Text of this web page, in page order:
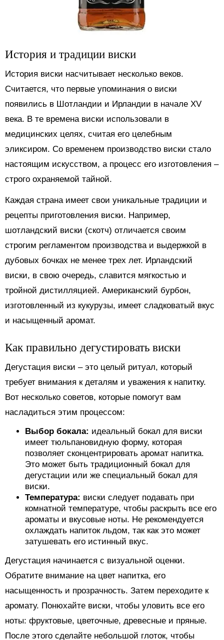
История и традиции виски
История виски насчитывает несколько веков.
Считается, что первые упоминания о виски
появились в Шотландии и Ирландии в начале XV
века. В те времена виски использовали в
медицинских целях, считая его целебным
эликсиром. Со временем производство виски стало
настоящим искусством, а процесс его изготовления –
строго охраняемой тайной.
Каждая страна имеет свои уникальные традиции и
рецепты приготовления виски. Например,
шотландский виски (скотч) отличается своим
строгим регламентом производства и выдержкой в
дубовых бочках не менее трех лет. Ирландский
виски, в свою очередь, славится мягкостью и
тройной дистилляцией. Американский бурбон,
изготовленный из кукурузы, имеет сладковатый вкус
и насыщенный аромат.
Как правильно дегустировать виски
Дегустация виски – это целый ритуал, который
требует внимания к деталям и уважения к напитку.
Вот несколько советов, которые помогут вам
насладиться этим процессом:
Выбор бокала: идеальный бокал для виски
имеет тюльпановидную форму, которая
позволяет сконцентрировать аромат напитка.
Это может быть традиционный бокал для
дегустации или же специальный бокал для
виски.
Температура: виски следует подавать при
комнатной температуре, чтобы раскрыть все его
ароматы и вкусовые ноты. Не рекомендуется
охлаждать напиток льдом, так как это может
затушевать его истинный вкус.
Дегустация начинается с визуальной оценки.
Обратите внимание на цвет напитка, его
насыщенность и прозрачность. Затем переходите к
аромату. Понюхайте виски, чтобы уловить все его
ноты: фруктовые, цветочные, древесные и пряные.
После этого сделайте небольшой глоток, чтобы